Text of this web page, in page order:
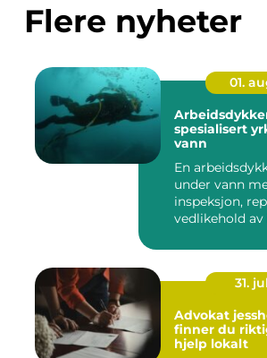
Flere nyheter
01.
Arbeidsdykker
spesialisert
vann
En
under vann
inspeksjon,
vedlikehold av
31. jul
Advokat
finner du
hjelp lokalt